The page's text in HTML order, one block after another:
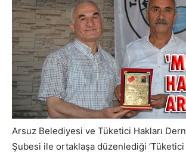
Arsuz Belediyesi ve Tüketici Hakları
Şubesi ile ortaklaşa düzenlediği ‘Tüketici